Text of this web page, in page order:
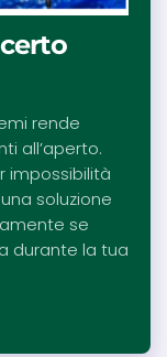
rende
all’aperto.
impossibilità
soluzione
se
durante la tua